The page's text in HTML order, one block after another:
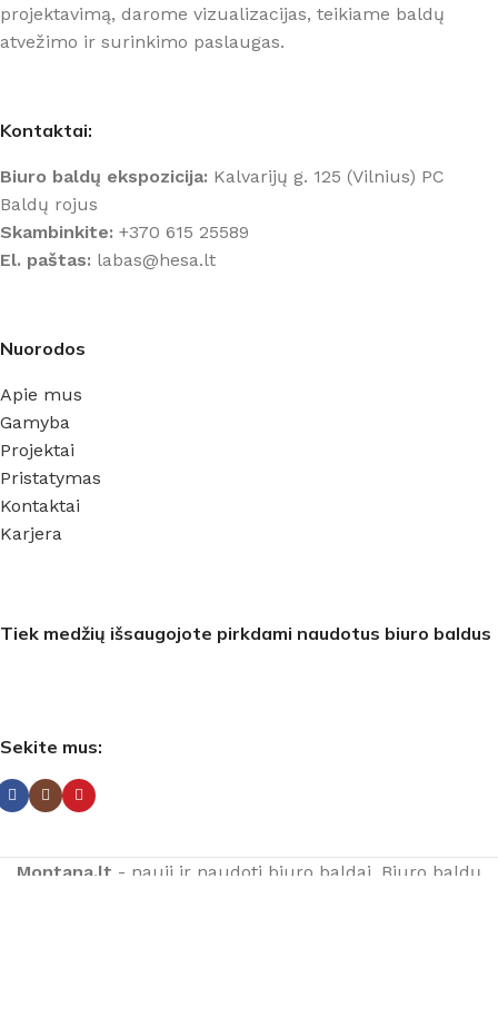
projektavimą, darome vizualizacijas, teikiame baldų
atvežimo ir surinkimo paslaugas.
Kontaktai:
Biuro baldų ekspozicija: Kalvarijų g. 125 (Vilnius) PC
Baldų rojus
Skambinkite: +370 615 25589
El. paštas: labas@hesa.lt
Nuorodos
Apie mus
Gamyba
Projektai
Pristatymas
Kontaktai
Karjera
Tiek medžių išsaugojote pirkdami naudotus biuro baldus
Sekite mus:
Montana.lt - nauji ir naudoti biuro baldai. Biuro baldų